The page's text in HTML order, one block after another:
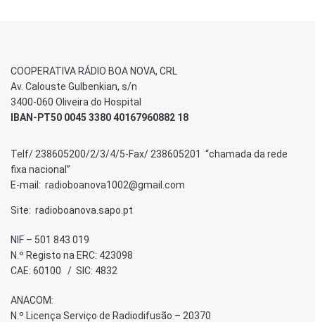
COOPERATIVA RÁDIO BOA NOVA, CRL
Av. Calouste Gulbenkian, s/n
3400-060 Oliveira do Hospital
IBAN-PT50 0045 3380 40167960882 18
Telf/ 238605200/2/3/4/5-Fax/ 238605201 “chamada da rede
fixa nacional”
E-mail: radioboanova1002@gmail.com
Site: radioboanova.sapo.pt
NIF – 501 843 019
N.º Registo na ERC: 423098
CAE: 60100 / SIC: 4832
ANACOM:
N.º Licença Serviço de Radiodifusão – 20370